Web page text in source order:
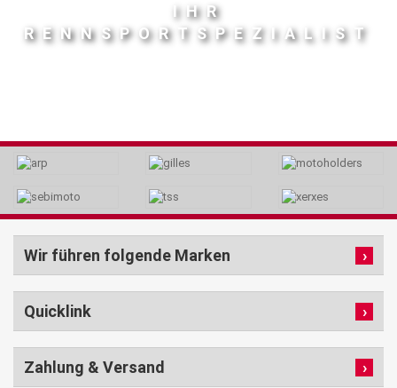
IHR
RENNSPORTSPEZIALIST
Wir führen folgende Marken
Quicklink
Zahlung & Versand